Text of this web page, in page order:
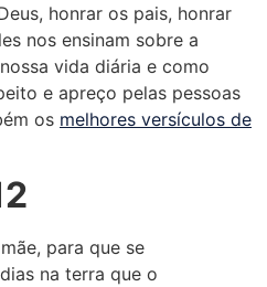
honrar os pais, honrar
nos ensinam sobre a
vida diária e como
e apreço pelas pessoas
os melhores versículos de
para que se
na terra que o